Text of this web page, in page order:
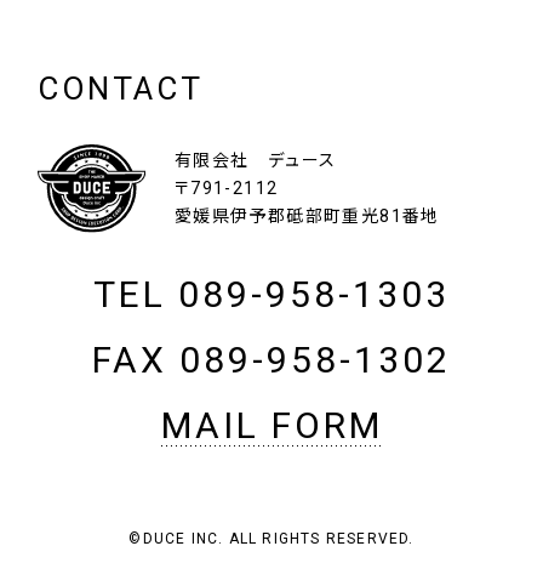
CONTACT
有限会社 デュース
〒791-2112
愛媛県伊予郡砥部町重光81番地
TEL 089-958-1303
FAX 089-958-1302
MAIL FORM
©DUCE INC. ALL RIGHTS RESERVED.